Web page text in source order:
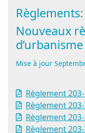
Règlements:
Nouveaux
d’urbanisme
Mise à jour
Règlement
Règlement
Règlement
Règlement